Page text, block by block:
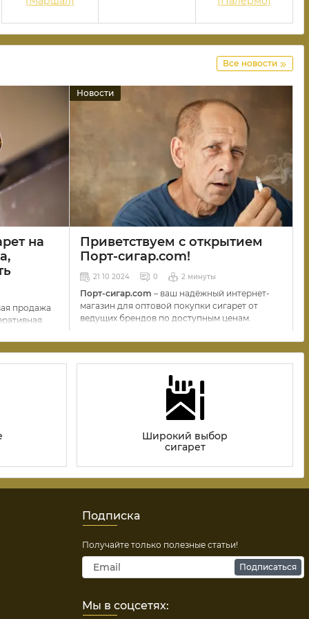
Все новости
на
продажа
Новости
Приветствуем с открытием
Порт-сигар.com!
21 10 2024 0 2 минуты
Порт-сигар.com – ваш надёжный интернет-
магазин для оптовой покупки сигарет от
ведущих брендов по доступным ценам.
Широкий выбор
сигарет
Подписка
Получайте только полезные статьи!
Подписаться
Мы в соцсетях: